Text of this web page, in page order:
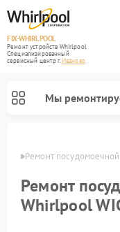
FIX-WHIRLPOOL
Ремонт устройств Whirlpool
Специализированный
cервисный центр г.Иваново
Мы
Ремонт
Ремонт
Whirlpool